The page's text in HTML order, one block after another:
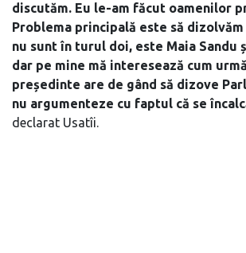
discutăm. Eu le-am făcut oamenilor
Problema principală este să
nu sunt în turul doi, este Maia Sandu
dar pe mine mă interesează cum
președinte are de gând să dizove
nu argumenteze cu faptul că se
declarat Usatîi.